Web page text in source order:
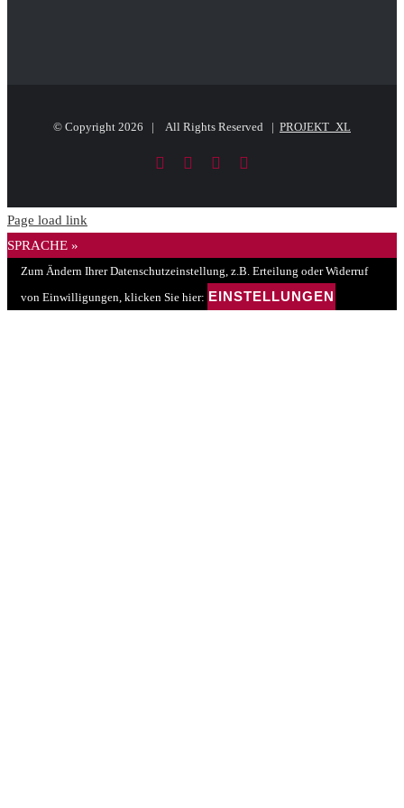
© Copyright 2026 | All Rights Reserved | PROJEKT_XL
FacebookLinkedIn
PayPal
Page load link
SPRACHE »
Zum Ändern Ihrer Datenschutzeinstellung, z.B. Erteilung oder Widerruf
von Einwilligungen, klicken Sie hier: EINSTELLUNGEN